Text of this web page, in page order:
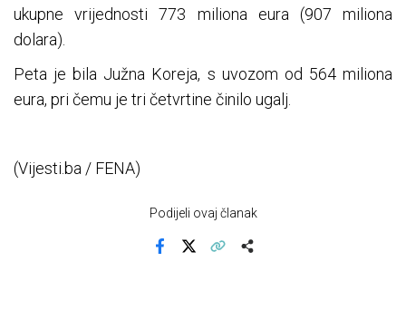
ukupne vrijednosti 773 miliona eura (907 miliona
dolara).
Peta je bila Južna Koreja, s uvozom od 564 miliona
eura, pri čemu je tri četvrtine činilo ugalj.
(Vijesti.ba / FENA)
Podijeli ovaj članak